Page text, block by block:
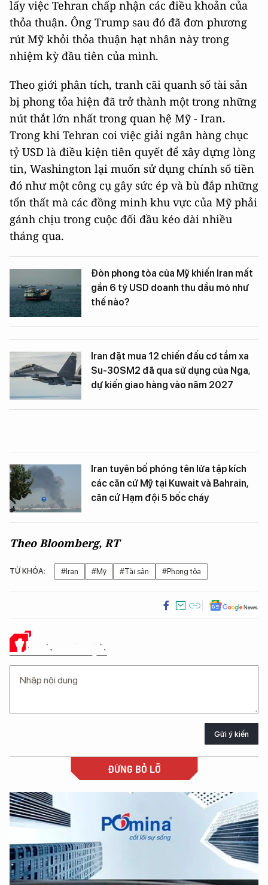
lấy việc Tehran chấp nhận các điều khoản của
thỏa thuận. Ông Trump sau đó đã đơn phương
rút Mỹ khỏi thỏa thuận hạt nhân này trong
nhiệm kỳ đầu tiên của mình.
Theo giới phân tích, tranh cãi quanh số tài sản
bị phong tỏa hiện đã trở thành một trong những
nút thắt lớn nhất trong quan hệ Mỹ - Iran.
Trong khi Tehran coi việc giải ngân hàng chục
tỷ USD là điều kiện tiên quyết để xây dựng lòng
tin, Washington lại muốn sử dụng chính số tiền
đó như một công cụ gây sức ép và bù đắp những
tổn thất mà các đồng minh khu vực của Mỹ phải
gánh chịu trong cuộc đối đầu kéo dài nhiều
tháng qua.
Đòn phong tỏa của Mỹ khiến Iran mất
gần 6 tỷ USD doanh thu dầu mỏ như
thế nào?
Iran đặt mua 12 chiến đấu cơ tầm xa
Su-30SM2 đã qua sử dụng của Nga,
dự kiến ​​giao hàng vào năm 2027
Iran tuyên bố phóng tên lửa tập kích
các căn cứ Mỹ tại Kuwait và Bahrain,
căn cứ Hạm đội 5 bốc cháy
Theo Bloomberg, RT
TỪ KHÓA: #Iran #Mỹ #Tài sản #Phong tỏa
Ý KIẾN CỦA BẠN
Gửi ý kiến
ĐỪNG BỎ LỠ